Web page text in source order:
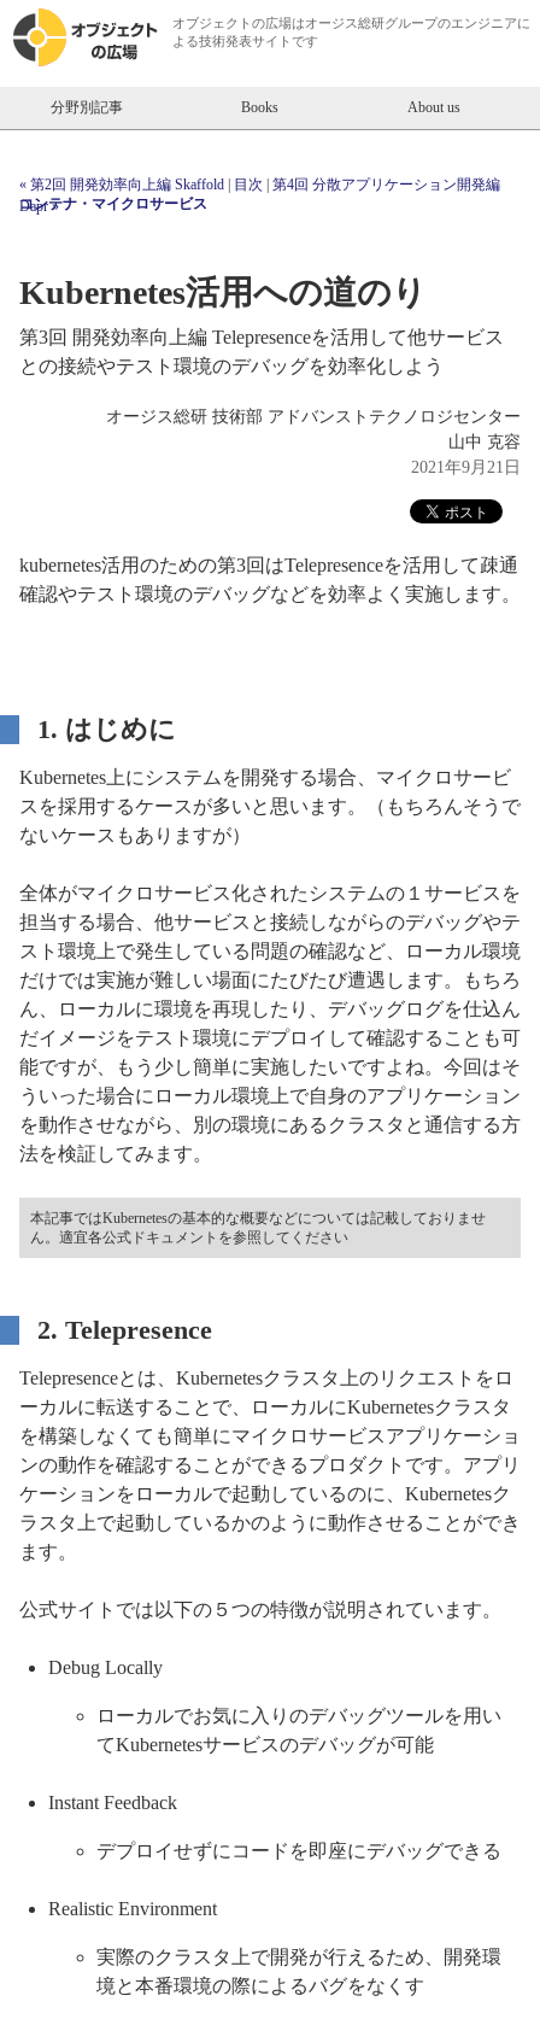
オブジェクトの広場はオージス総研グループのエンジニアに
よる技術発表サイトです
分野別記事 Books About us
« 第2回 開発効率向上編 Skaffold 目次
第4回 分散アプリケーション開発編
Dapr »
コンテナ・マイクロサービス
Kubernetes活用への道のり
第3回 開発効率向上編 Telepresenceを活用して他サービス
との接続やテスト環境のデバッグを効率化しよう
オージス総研 技術部 アドバンストテクノロジセンター
山中 克容
2021年9月21日
kubernetes活用のための第3回はTelepresenceを活用して疎通
確認やテスト環境のデバッグなどを効率よく実施します。
1. はじめに
Kubernetes上にシステムを開発する場合、マイクロサービ
スを採用するケースが多いと思います。（もちろんそうで
ないケースもありますが）
全体がマイクロサービス化されたシステムの１サービスを
担当する場合、他サービスと接続しながらのデバッグやテ
スト環境上で発生している問題の確認など、ローカル環境
だけでは実施が難しい場面にたびたび遭遇します。もちろ
ん、ローカルに環境を再現したり、デバッグログを仕込ん
だイメージをテスト環境にデプロイして確認することも可
能ですが、もう少し簡単に実施したいですよね。今回はそ
ういった場合にローカル環境上で自身のアプリケーション
を動作させながら、別の環境にあるクラスタと通信する方
法を検証してみます。
本記事ではKubernetesの基本的な概要などについては記載しておりませ
ん。適宜各公式ドキュメントを参照してください
2. Telepresence
Telepresenceとは、Kubernetesクラスタ上のリクエストをロ
ーカルに転送することで、ローカルにKubernetesクラスタ
を構築しなくても簡単にマイクロサービスアプリケーショ
ンの動作を確認することができるプロダクトです。アプリ
ケーションをローカルで起動しているのに、Kubernetesク
ラスタ上で起動しているかのように動作させることができ
ます。
公式サイトでは以下の５つの特徴が説明されています。
Debug Locally
ローカルでお気に入りのデバッグツールを用い
てKubernetesサービスのデバッグが可能
Instant Feedback
デプロイせずにコードを即座にデバッグできる
Realistic Environment
実際のクラスタ上で開発が行えるため、開発環
境と本番環境の際によるバグをなくす